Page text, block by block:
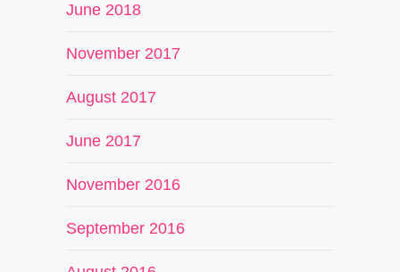
June 2018
November 2017
August 2017
June 2017
November 2016
September 2016